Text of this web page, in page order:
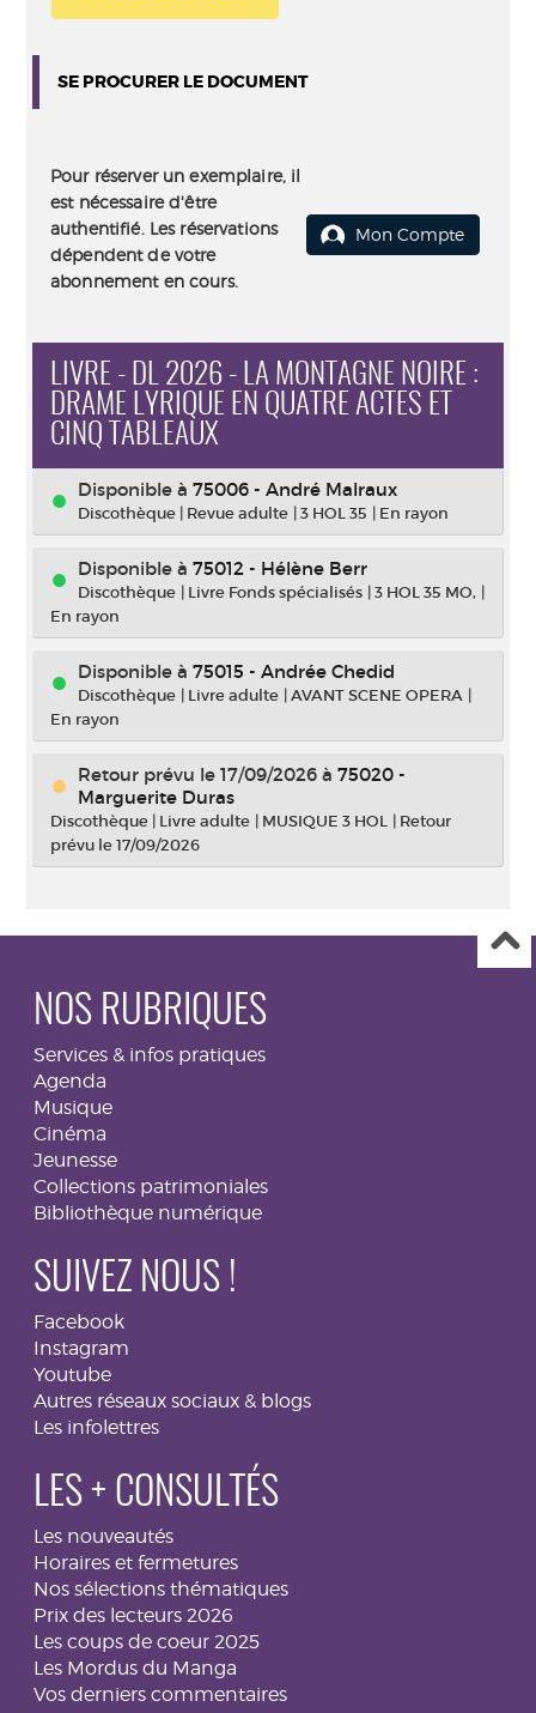
SE PROCURER LE DOCUMENT
Pour réserver un exemplaire, il
est nécessaire d'être
authentifié. Les réservations
dépendent de votre
abonnement en cours.
Mon Compte
LIVRE - DL 2026 - LA MONTAGNE NOIRE :
DRAME LYRIQUE EN QUATRE ACTES ET
CINQ TABLEAUX
Disponible à 75006 - André Malraux
Discothèque | Revue adulte |3 HOL 35 | En rayon
Disponible à 75012 - Hélène Berr
Discothèque | Livre Fonds spécialisés |3 HOL 35 MO, |
En rayon
Disponible à 75015 - Andrée Chedid
Discothèque | Livre adulte |AVANT SCENE OPERA |
En rayon
Retour prévu le 17/09/2026 à 75020 -
Marguerite Duras
Discothèque | Livre adulte | MUSIQUE 3 HOL | Retour
prévu le 17/09/2026
NOS RUBRIQUES
Services & infos pratiques
Agenda
Musique
Cinéma
Jeunesse
Collections patrimoniales
Bibliothèque numérique
SUIVEZ NOUS !
Facebook
Instagram
Youtube
Autres réseaux sociaux & blogs
Les infolettres
LES + CONSULTÉS
Les nouveautés
Horaires et fermetures
Nos sélections thématiques
Prix des lecteurs 2026
Les coups de coeur 2025
Les Mordus du Manga
Vos derniers commentaires